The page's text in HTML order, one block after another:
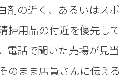
剤の近く、あるいはスポ
掃用品の付近を優先して
電話で聞いた売場が見当
のまま店員さんに伝える